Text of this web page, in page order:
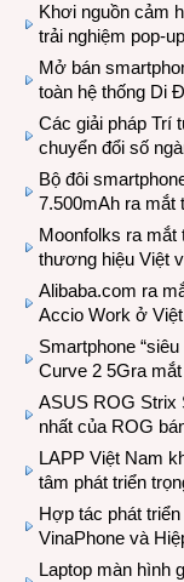
Khơi nguồn cảm
trải nghiệm pop-
Mở bán
toàn hệ thống Di
Các giải pháp Trí
chuyển đổi số
Bộ đôi
7.500mAh ra mắt
Moonfolks ra mắt
thương hiệu Việt
Alibaba.com ra
Accio Work ở
Smartphone
Curve 2 5Gra
ASUS ROG Strix
nhất của ROG
LAPP Việt Nam
tâm phát triển
Hợp tác phát
VinaPhone và
Laptop màn hình